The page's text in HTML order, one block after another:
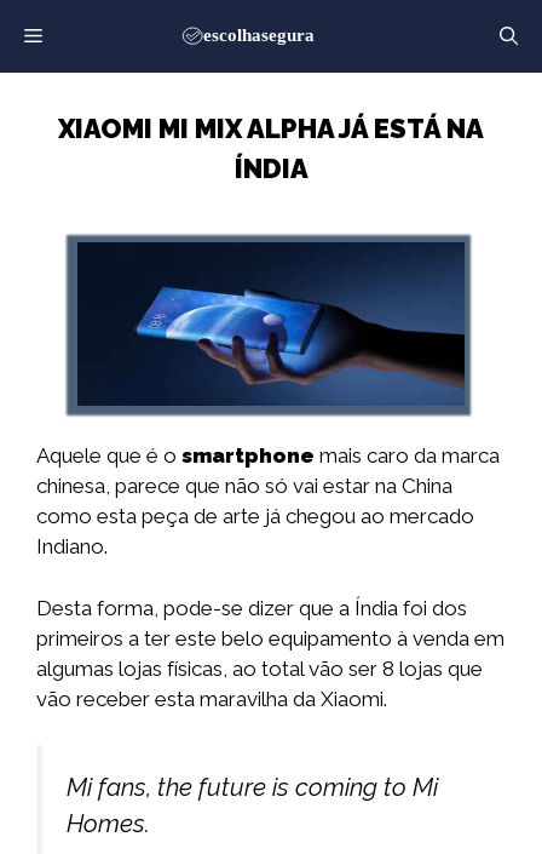
para
o
XIAOMI MI MIX ALPHA JÁ ESTÁ NA
ÍNDIA
Aquele que é o smartphone mais caro da marca
chinesa, parece que não só vai estar na China
como esta peça de arte já chegou ao mercado
Indiano.
Desta forma, pode-se dizer que a Índia foi dos
primeiros a ter este belo equipamento à venda em
algumas lojas físicas, ao total vão ser 8 lojas que
vão receber esta maravilha da Xiaomi.
Mi fans, the future is coming to Mi
Homes.